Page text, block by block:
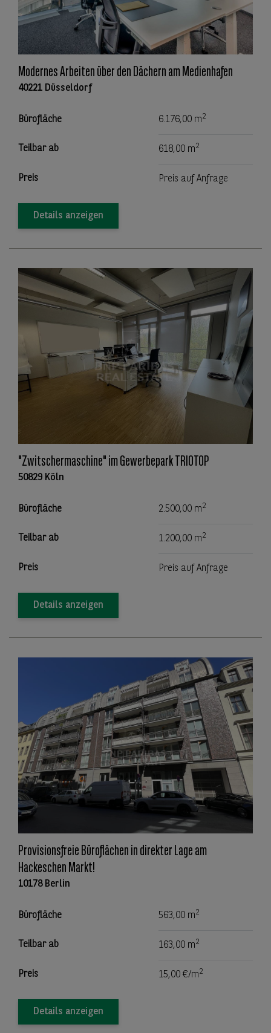
Modernes Arbeiten über den Dächern am Medienhafen
40221 Düsseldorf
Bürofläche 6.176,00 m2
Teilbar ab 618,00 m2
Preis Preis auf Anfrage
Details anzeigen
"Zwitschermaschine" im Gewerbepark TRIOTOP
50829 Köln
Bürofläche 2.500,00 m2
Teilbar ab 1.200,00 m2
Preis Preis auf Anfrage
Details anzeigen
Provisionsfreie Büroflächen in direkter Lage am
Hackeschen Markt!
10178 Berlin
Bürofläche 563,00 m2
Teilbar ab 163,00 m2
Preis 15,00 €/m2
Details anzeigen